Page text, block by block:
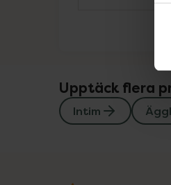
Upptäck flera
Intim